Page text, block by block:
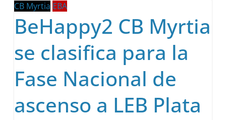
CB Myrtia EBA
BeHappy2 CB Myrtia
se clasifica para la
Fase Nacional de
ascenso a LEB Plata